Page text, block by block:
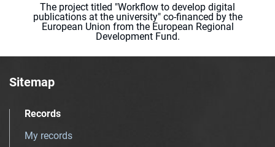
The project titled "Workflow to develop digital
publications at the university" co-financed by the
European Union from the European Regional
Development Fund.
Sitemap
Records
My records